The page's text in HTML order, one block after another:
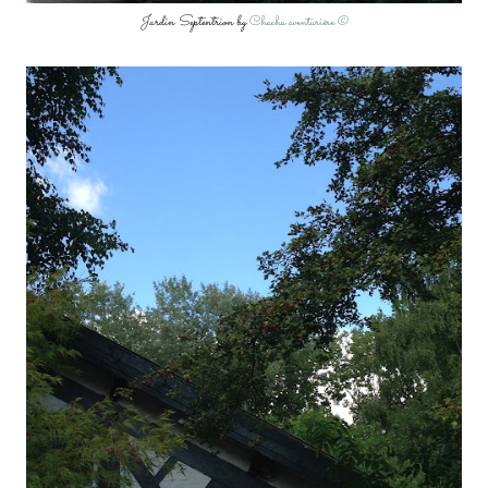
Jardin Septentrion byChacha aventurière ©